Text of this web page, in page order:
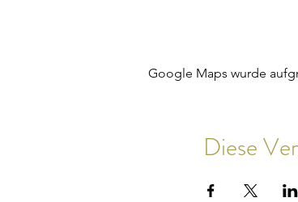
Google Maps wurde
Diese